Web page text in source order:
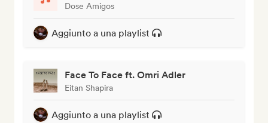
Dose Amigos
Aggiunto a una playlist
Face To Face ft. Omri Adler
Eitan Shapira
Aggiunto a una playlist